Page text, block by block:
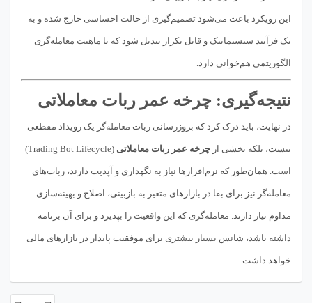
این رویکرد باعث می‌شود تصمیم‌گیری از حالت احساسی خارج شده و به
یک فرآیند سیستماتیک و قابل تکرار تبدیل شود که با ماهیت معامله‌گری
الگوریتمی هم‌خوانی دارد.
نتیجه‌گیری: چرخه عمر ربات معاملاتی
در نهایت، باید درک کرد که بروزرسانی ربات معامله‌گر یک رویداد مقطعی
نیست، بلکه بخشی از چرخه عمر ربات معاملاتی (Trading Bot Lifecycle)
است. همان‌طور که نرم‌افزارها نیاز به نگهداری و آپدیت دارند، ربات‌های
معامله‌گر نیز برای بقا در بازارهای متغیر به بازبینی، اصلاح و بهینه‌سازی
مداوم نیاز دارند. معامله‌گری که این واقعیت را بپذیرد و برای آن برنامه
داشته باشد، شانس بسیار بیشتری برای موفقیت پایدار در بازارهای مالی
خواهد داشت.